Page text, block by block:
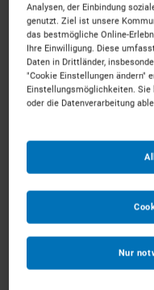
Ihr starker Partner
passenden Lader für
starken Konditionen
Service.
Analysen, der Einbindung
genutzt. Ziel ist unsere
das bestmögliche Online-
Ihre Einwilligung. Diese
Daten in Drittländer,
"Cookie Einstellungen ändern"
Einstellungsmöglichkeiten. Sie
oder die Datenverarbeitung
Nur